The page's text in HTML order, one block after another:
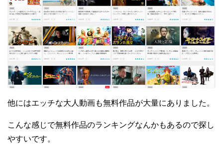
他にはエッチな大人動画も無料作品が大量にありました。
こんな感じで無料作品のランキングなんかもあるので探し
やすいです。